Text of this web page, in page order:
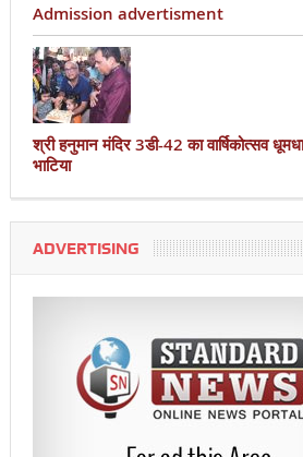
Admission advertisment
श्री हनुमान मंदिर 3डी-42 का वार्षिकोत्सव
भाटिया
ADVERTISING